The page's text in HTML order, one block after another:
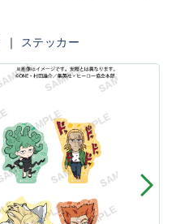
｜ ステッカー